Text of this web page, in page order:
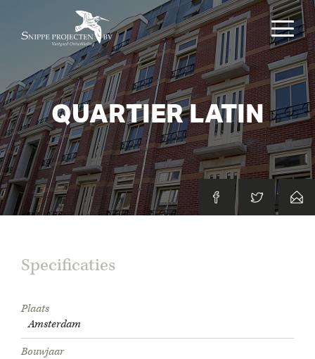
QUARTIER LATIN
Specificaties
Plaats
Amsterdam
Bouwjaar